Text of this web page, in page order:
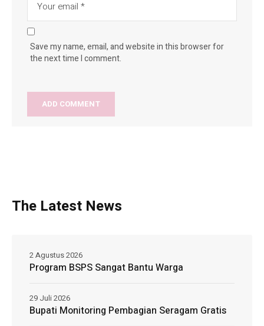
Save my name, email, and website in this browser for
the next time I comment.
The Latest News
Program BSPS Sangat Bantu Warga
2 Agustus 2026
Bupati Monitoring Pembagian Seragam Gratis
29 Juli 2026